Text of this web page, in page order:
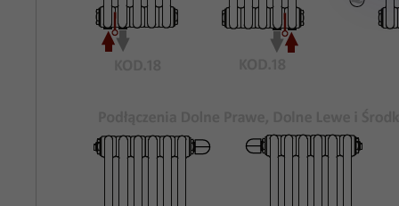
Temperatura
Pracy: